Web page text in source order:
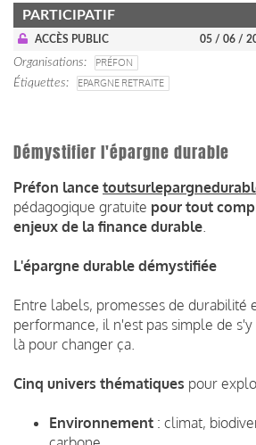
PARTICIPATIF
ACCÈS PUBLIC 05 / 06 /
Organisations
PRÉFON
Étiquettes
EPARGNE RETRAITE
Démystifier l'épargne durable
Préfon lance
pédagogique gratuite pour tout
enjeux de la finance durable
L'épargne durable démystifiée
Entre labels, promesses de durabilité
performance, il n'est pas simple de
là pour changer ça.
Cinq univers thématiques pour
Environnement : climat,